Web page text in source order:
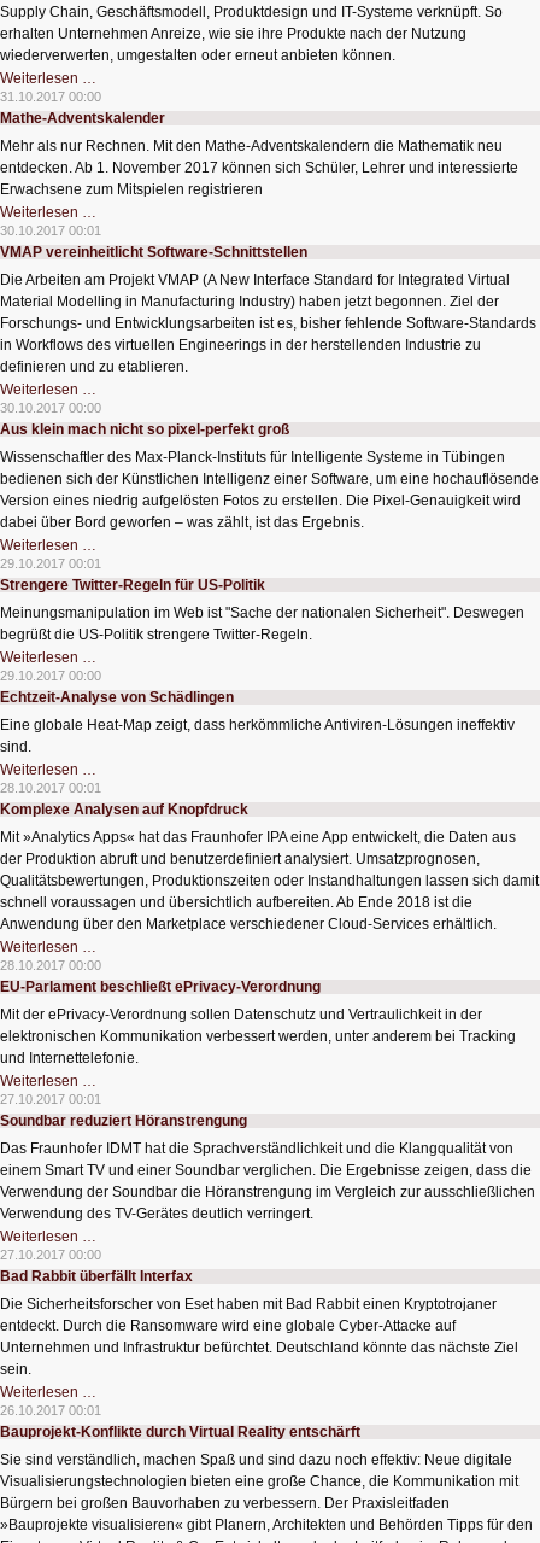
Supply Chain, Geschäftsmodell, Produktdesign und IT-Systeme verknüpft. So
erhalten Unternehmen Anreize, wie sie ihre Produkte nach der Nutzung
wiederverwerten, umgestalten oder erneut anbieten können.
Weiterlesen …
Plattform
zeigt
nachhaltigen
31.10.2017 00:00
Mathe-Adventskalender
Mehr als nur Rechnen. Mit den Mathe-Adventskalendern die Mathematik neu
entdecken. Ab 1. November 2017 können sich Schüler, Lehrer und interessierte
Erwachsene zum Mitspielen registrieren
Weiterlesen …
Adventskalender
30.10.2017 00:01
VMAP vereinheitlicht Software-Schnittstellen
Die Arbeiten am Projekt VMAP (A New Interface Standard for Integrated Virtual
Material Modelling in Manufacturing Industry) haben jetzt begonnen. Ziel der
Forschungs- und Entwicklungsarbeiten ist es, bisher fehlende Software-Standards
in Workflows des virtuellen Engineerings in der herstellenden Industrie zu
definieren und zu etablieren.
Weiterlesen …
vereinheitlicht
Software-
Schnittstellen
30.10.2017 00:00
Aus klein mach nicht so pixel-perfekt groß
Wissenschaftler des Max-Planck-Instituts für Intelligente Systeme in Tübingen
bedienen sich der Künstlichen Intelligenz einer Software, um eine hochauflösende
Version eines niedrig aufgelösten Fotos zu erstellen. Die Pixel-Genauigkeit wird
dabei über Bord geworfen – was zählt, ist das Ergebnis.
Weiterlesen …
klein
mach
nicht
pixel-
perfekt
29.10.2017 00:01
Strengere Twitter-Regeln für US-Politik
Meinungsmanipulation im Web ist "Sache der nationalen Sicherheit". Deswegen
begrüßt die US-Politik strengere Twitter-Regeln.
Weiterlesen …
Twitter-
Regeln
für
Politik
29.10.2017 00:00
Echtzeit-Analyse von Schädlingen
Eine globale Heat-Map zeigt, dass herkömmliche Antiviren-Lösungen ineffektiv
sind.
Weiterlesen …
Analyse
von
Schädlingen
28.10.2017 00:01
Komplexe Analysen auf Knopfdruck
Mit »Analytics Apps« hat das Fraunhofer IPA eine App entwickelt, die Daten aus
der Produktion abruft und benutzerdefiniert analysiert. Umsatzprognosen,
Qualitätsbewertungen, Produktionszeiten oder Instandhaltungen lassen sich damit
schnell voraussagen und übersichtlich aufbereiten. Ab Ende 2018 ist die
Anwendung über den Marketplace verschiedener Cloud-Services erhältlich.
Weiterlesen …
Analysen
auf
Knopfdruck
28.10.2017 00:00
EU-Parlament beschließt ePrivacy-Verordnung
Mit der ePrivacy-Verordnung sollen Datenschutz und Vertraulichkeit in der
elektronischen Kommunikation verbessert werden, unter anderem bei Tracking
und Internettelefonie.
Weiterlesen …
Parlament
beschließt
ePrivacy-
27.10.2017 00:01
Soundbar reduziert Höranstrengung
Das Fraunhofer IDMT hat die Sprachverständlichkeit und die Klangqualität von
einem Smart TV und einer Soundbar verglichen. Die Ergebnisse zeigen, dass die
Verwendung der Soundbar die Höranstrengung im Vergleich zur ausschließlichen
Verwendung des TV-Gerätes deutlich verringert.
Weiterlesen …
reduziert
Höranstrengung
27.10.2017 00:00
Bad Rabbit überfällt Interfax
Die Sicherheitsforscher von Eset haben mit Bad Rabbit einen Kryptotrojaner
entdeckt. Durch die Ransomware wird eine globale Cyber-Attacke auf
Unternehmen und Infrastruktur befürchtet. Deutschland könnte das nächste Ziel
sein.
Weiterlesen …
Rabbit
überfällt
Interfax
26.10.2017 00:01
Bauprojekt-Konflikte durch Virtual Reality entschärft
Sie sind verständlich, machen Spaß und sind dazu noch effektiv: Neue digitale
Visualisierungstechnologien bieten eine große Chance, die Kommunikation mit
Bürgern bei großen Bauvorhaben zu verbessern. Der Praxisleitfaden
»Bauprojekte visualisieren« gibt Planern, Architekten und Behörden Tipps für den